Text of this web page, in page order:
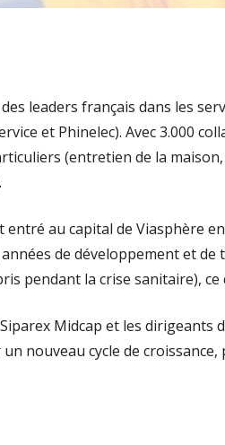
leaders français dans les
et Phinelec). Avec 3.000
(entretien de la
entré au capital de Viasphère
années de développement et
pendant la crise sanitaire),
Midcap et les
un nouveau cycle de